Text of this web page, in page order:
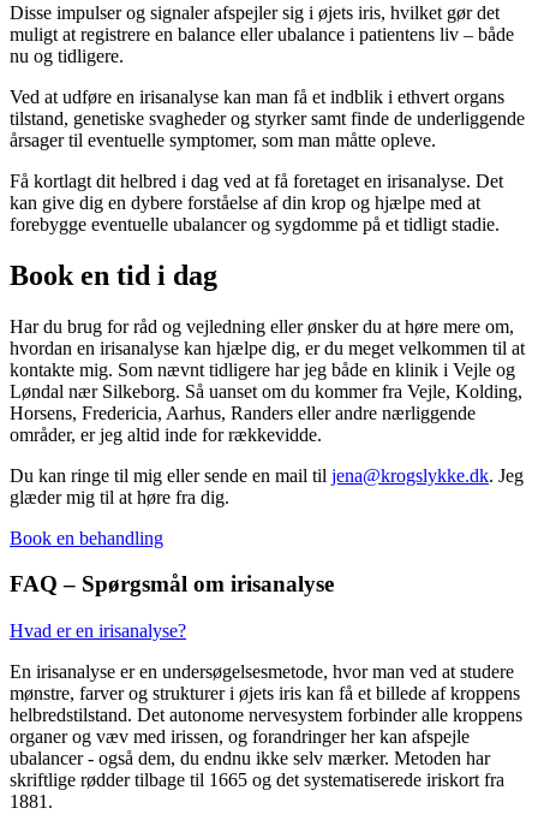
Disse impulser og signaler afspejler sig i øjets iris, hvilket gør det
muligt at registrere en balance eller ubalance i patientens liv – både
nu og tidligere.
Ved at udføre en irisanalyse kan man få et indblik i ethvert organs
tilstand, genetiske svagheder og styrker samt finde de underliggende
årsager til eventuelle symptomer, som man måtte opleve.
Få kortlagt dit helbred i dag ved at få foretaget en irisanalyse. Det
kan give dig en dybere forståelse af din krop og hjælpe med at
forebygge eventuelle ubalancer og sygdomme på et tidligt stadie.
Book en tid i dag
Har du brug for råd og vejledning eller ønsker du at høre mere om,
hvordan en irisanalyse kan hjælpe dig, er du meget velkommen til at
kontakte mig. Som nævnt tidligere har jeg både en klinik i Vejle og
Løndal nær Silkeborg. Så uanset om du kommer fra Vejle, Kolding,
Horsens, Fredericia, Aarhus, Randers eller andre nærliggende
områder, er jeg altid inde for rækkevidde.
Du kan ringe til mig eller sende en mail til jena@krogslykke.dk. Jeg
glæder mig til at høre fra dig.
Book en behandling
FAQ – Spørgsmål om irisanalyse
Hvad er en irisanalyse?
En irisanalyse er en undersøgelsesmetode, hvor man ved at studere
mønstre, farver og strukturer i øjets iris kan få et billede af kroppens
helbredstilstand. Det autonome nervesystem forbinder alle kroppens
organer og væv med irissen, og forandringer her kan afspejle
ubalancer - også dem, du endnu ikke selv mærker. Metoden har
skriftlige rødder tilbage til 1665 og det systematiserede iriskort fra
1881.